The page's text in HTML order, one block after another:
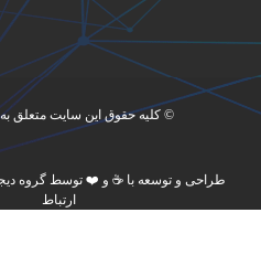
© کلیه حقوق این سایت متعلق
طراحی و توسعه با ☕ و ❤️ توسط گروه
ارتباط